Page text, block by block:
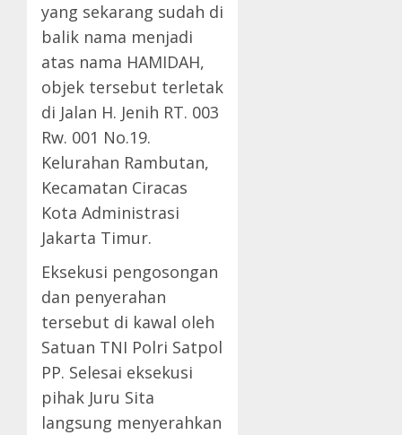
yang sekarang sudah di
balik nama menjadi
atas nama HAMIDAH,
objek tersebut terletak
di Jalan H. Jenih RT. 003
Rw. 001 No.19.
Kelurahan Rambutan,
Kecamatan Ciracas
Kota Administrasi
Jakarta Timur.
Eksekusi pengosongan
dan penyerahan
tersebut di kawal oleh
Satuan TNI Polri Satpol
PP. Selesai eksekusi
pihak Juru Sita
langsung menyerahkan